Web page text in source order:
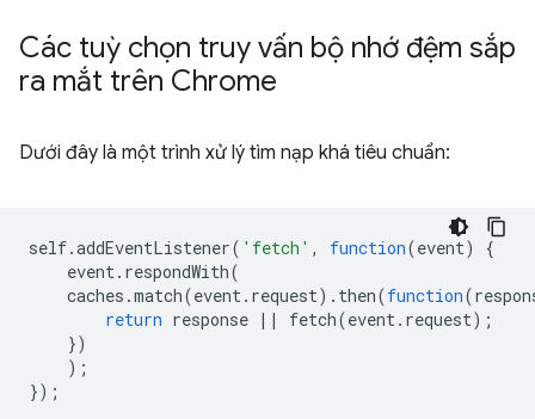
Các tuỳ chọn truy vấn bộ nhớ đệm sắp
ra mắt trên Chrome
Dưới đây là một trình xử lý tìm nạp khá tiêu chuẩn:
self.addEventListener( 'fetch' , function(event)
{
event. respondWith(
caches .match(event. request). then(function(
return response || fetch(event. request);
})
);
});